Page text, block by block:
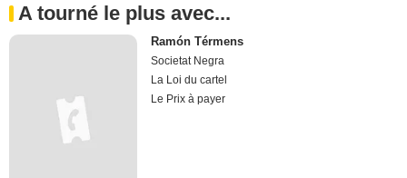
A tourné le plus avec...
Ramón Térmens
Societat Negra
La Loi du cartel
Le Prix à payer